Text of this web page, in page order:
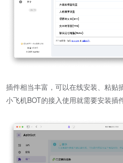
插件相当丰富，可以在线安装、粘贴
小飞机BOT的接入使用就需要安装插